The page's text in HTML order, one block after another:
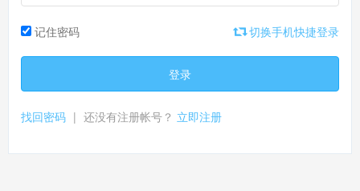
记住密码 切换手机快捷登录
登录
找回密码 | 还没有注册帐号？ 立即注册